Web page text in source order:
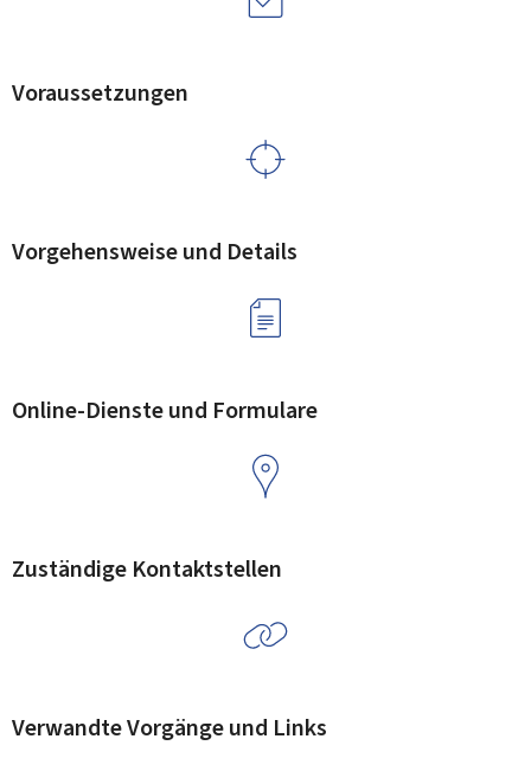
Voraussetzungen
Vorgehensweise und Details
Online-Dienste und Formulare
Zuständige Kontaktstellen
Verwandte Vorgänge und Links